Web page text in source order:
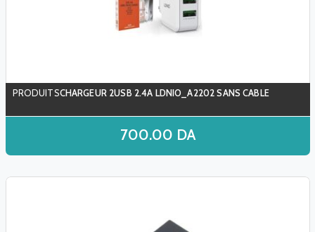
CHARGEUR 2USB 2.4A LDNIO_A2202 SANS CABLE
700.00 DA